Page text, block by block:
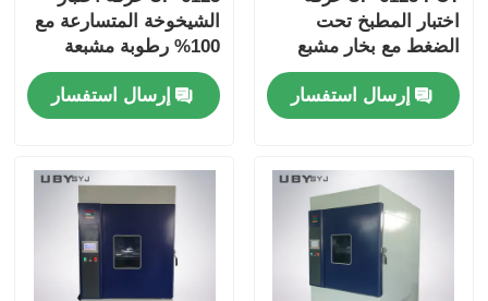
اختبار المطبخ تحت
الضغط مع بخار مشبع
ثابت بنسبة 100٪ RH
لمتوسط درجة الحرارة
105 °C ~ 143 °C وضغط
إرسال استفسار
الشيخوخة المتسارعة مع
100% رطوبة مشبعة
ثابتة 105 °C ~ 143 °C
نطاق درجة الحرارة و
0.05 ~ 0.30MPa ضغط
إرسال استفسار